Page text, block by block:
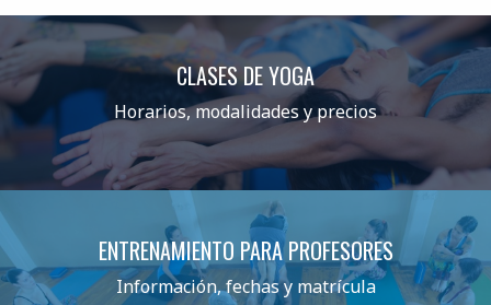
CLASES DE YOGA
Horarios, modalidades y precios
ENTRENAMIENTO PARA PROFESORES
Información, fechas y matrícula